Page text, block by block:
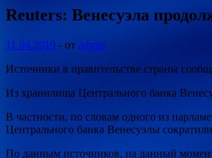
Reuters: Венесуэла
11.04.2019 - от admin
Источники в правительстве страны
Из хранилища Центрального банка
В частности, по словам одного из
Центрального банка Венесуэлы
По данным источников, на данный